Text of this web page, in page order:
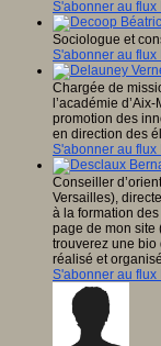
S'abonner au flux
Sociologue et
S'abonner au flux
Chargée de
l’académie
promotion des
en direction des
S'abonner au flux
Conseiller
Versailles),
à la formation
page de mon site
trouverez une bio
réalisé et
S'abonner au flux